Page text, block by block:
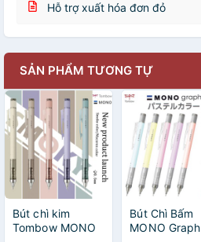
Hỗ trợ xuất hóa đơn đỏ
SẢN PHẨM TƯƠNG TỰ
Bút chì kim
Tombow MONO
Bút Chì Bấm
MONO Graph